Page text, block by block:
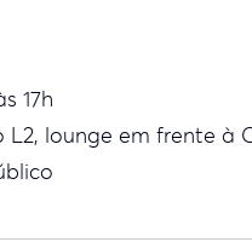
17h
L2, lounge em frente à